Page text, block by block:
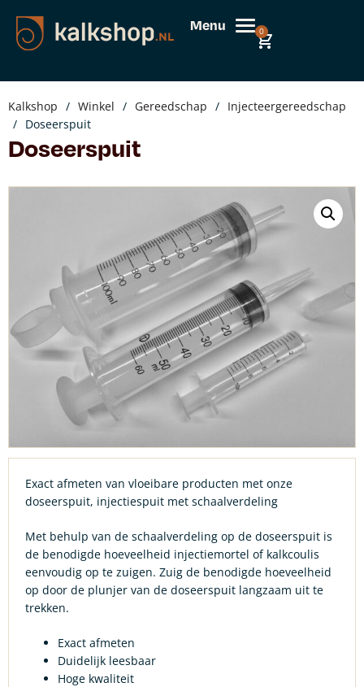
Menu 0
Kalkshop / Winkel / Gereedschap / Injecteergereedschap
/ Doseerspuit
Doseerspuit
Exact afmeten van vloeibare producten met onze
doseerspuit, injectiespuit met schaalverdeling
Met behulp van de schaalverdeling op de doseerspuit is
de benodigde hoeveelheid injectiemortel of kalkcoulis
eenvoudig op te zuigen. Zuig de benodigde hoeveelheid
op door de plunjer van de doseerspuit langzaam uit te
trekken.
Exact afmeten
Duidelijk leesbaar
Hoge kwaliteit